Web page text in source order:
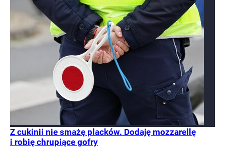
Z cukinii nie smażę placków. Dodaję mozzarellę
i robię chrupiące gofry